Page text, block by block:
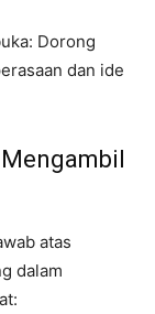
Dorong
dan ide
atas
dalam